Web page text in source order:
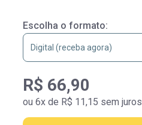
Escolha o formato:
R$ 66,90
ou 6x de R$ 11,15 sem juros